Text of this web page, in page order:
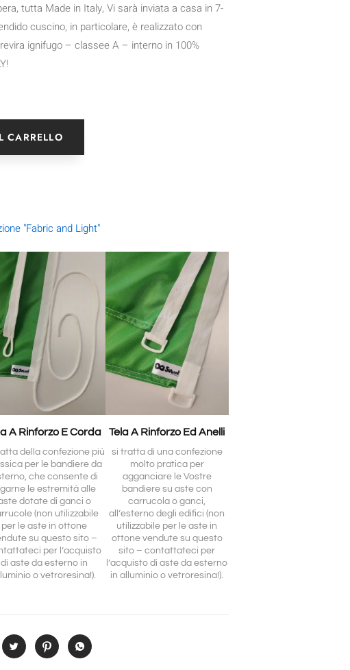
tutta Made in Italy, Vi sarà inviata a casa in 7-
cuscino, in particolare, è realizzato con
ignifugo – classee A – interno in 100%
CARRELLO
"Fabric and Light"
A Rinforzo E Corda
della confezione più
per le bandiere da
che consente di
le estremità alle
dotate di ganci o
(non utilizzabile
per le aste in ottone
su questo sito –
per l’acquisto
di aste da esterno in
o vetroresina!).
Tela A Rinforzo Ed Anelli
si tratta di una confezione
molto pratica per
agganciare le Vostre
bandiere su aste con
carrucola o ganci,
all’esterno degli edifici (non
utilizzabile per le aste in
ottone vendute su questo
sito – contattateci per
l’acquisto di aste da esterno
in alluminio o vetroresina!).